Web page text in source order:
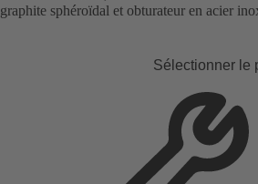
graphite sphéroïdal et obturateur en acier
Sélectionner le